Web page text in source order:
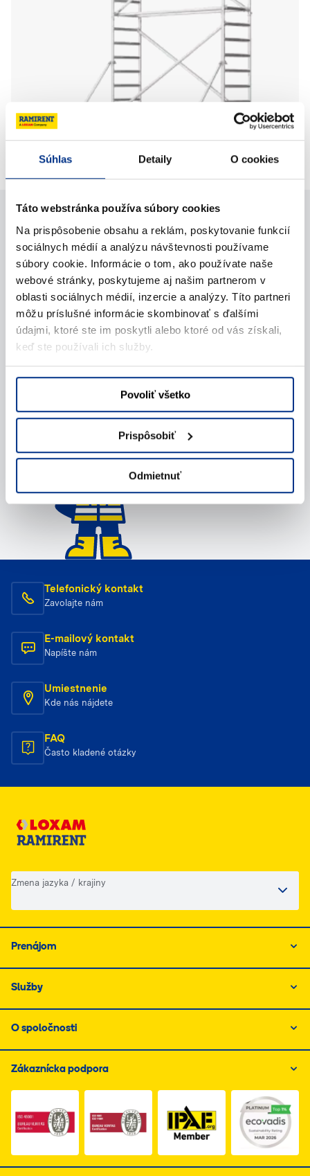
Súhlas Detaily O cookies
Táto webstránka používa súbory cookies
Na prispôsobenie obsahu a reklám, poskytovanie funkcií
sociálnych médií a analýzu návštevnosti používame
súbory cookie. Informácie o tom, ako používate naše
webové stránky, poskytujeme aj našim partnerom v
oblasti sociálnych médií, inzercie a analýzy. Títo partneri
môžu príslušné informácie skombinovať s ďalšími
údajmi, ktoré ste im poskytli alebo ktoré od vás získali,
keď ste používali ich služby.
Povoliť všetko
Prispôsobiť
Odmietnuť
Hliníková veža 0,7mx9,3m CUSTERS
Potrebujete pomoc?
Kontaktujte nás
Zavolajte nám
Napíšte nám (e-mail)
Telefonický kontakt
Zavolajte nám
E-mailový kontakt
Napíšte nám
Umiestnenie
Kde nás nájdete
FAQ
Často kladené otázky
Zmena jazyka / krajiny
Prenájom
Služby
O spoločnosti
Zákaznícka podpora
Link do dokumentu PDF z certyfikatem ISO 1, otwiera
Link do dokumentu PDF z
Link do dokumentu